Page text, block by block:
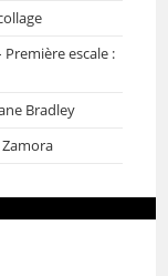
escale :
Bradley